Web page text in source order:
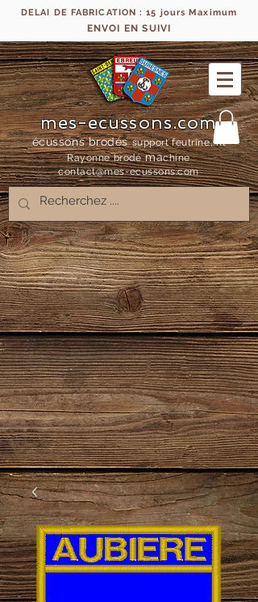
DELAI DE FABRICATION : 15 jours Maximum
ENVOI EN SUIVI
mes-ecussons.com
écussons brodés support feutrine, fil
Rayonne brodémachine
contact@mes-ecussons.com